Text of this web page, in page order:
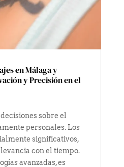
en Málaga y
y Precisión en el
sobre el
personales. Los
significativos,
con el tiempo.
avanzadas, es